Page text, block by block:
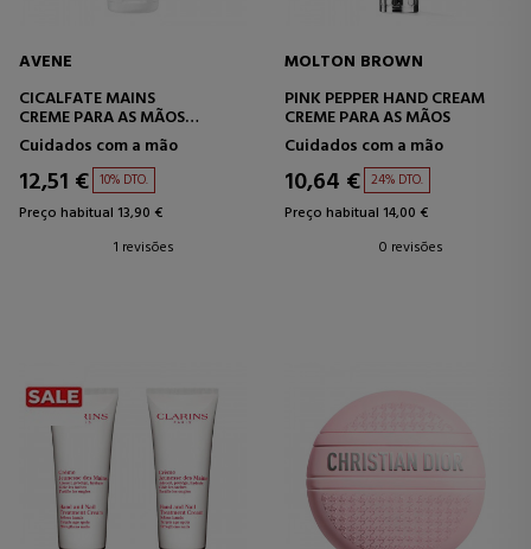
AVENE
CICALFATE MAINS
CREME PARA AS MÃOS
REPARADOR COM EFEITO
BARREIRA
Cuidados com a mão
12,51 € 10% DTO.
Preço habitual 13,90 €
1 revisões
MOLTON BROWN
PINK PEPPER HAND CREAM
CREME PARA AS MÃOS
Cuidados com a mão
10,64 € 24% DTO.
Preço habitual 14,00 €
0 revisões